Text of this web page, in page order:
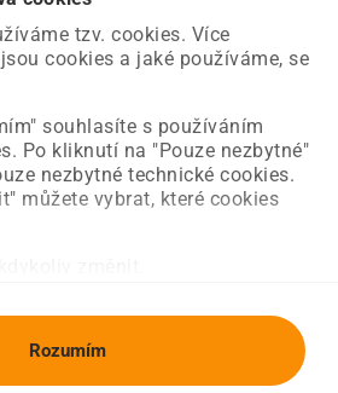
tzv. cookies. Více
cookies a jaké používáme, se
souhlasíte s používáním
Po kliknutí na "Pouze nezbytné"
nezbytné technické cookies.
můžete vybrat, které cookies
Rozumím
naší straně a už ji opravujeme.
načíst požadovanou stránku.
Úvodní strana